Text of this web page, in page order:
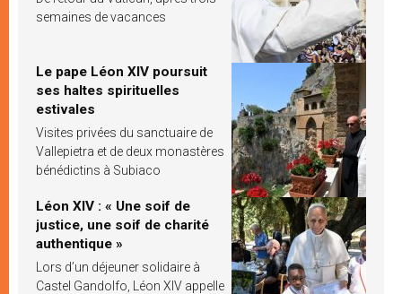
semaines de vacances
Le pape Léon XIV poursuit
ses haltes spirituelles
estivales
Visites privées du sanctuaire de
Vallepietra et de deux monastères
bénédictins à Subiaco
Léon XIV : « Une soif de
justice, une soif de charité
authentique »
Lors d’un déjeuner solidaire à
Castel Gandolfo, Léon XIV appelle